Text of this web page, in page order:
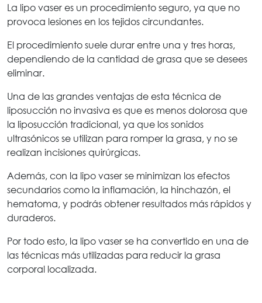
La lipo vaser es un procedimiento seguro, ya que no
provoca lesiones en los tejidos circundantes.
El procedimiento suele durar entre una y tres horas,
dependiendo de la cantidad de grasa que se desees
eliminar.
Una de las grandes ventajas de esta técnica de
liposucción no invasiva es que es menos dolorosa que
la liposucción tradicional, ya que los sonidos
ultrasónicos se utilizan para romper la grasa, y no se
realizan incisiones quirúrgicas.
Además, con la lipo vaser se minimizan los efectos
secundarios como la inflamación, la hinchazón, el
hematoma, y podrás obtener resultados más rápidos y
duraderos.
Por todo esto, la lipo vaser se ha convertido en una de
las técnicas más utilizadas para reducir la grasa
corporal localizada.